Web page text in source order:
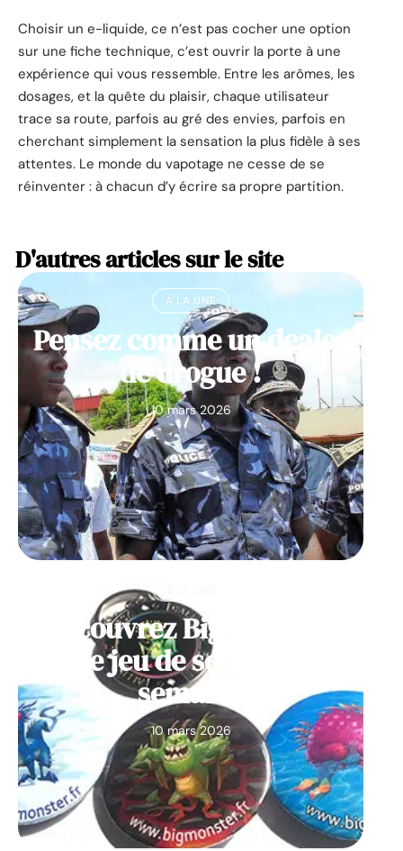
Choisir un e-liquide, ce n’est pas cocher une option
sur une fiche technique, c’est ouvrir la porte à une
expérience qui vous ressemble. Entre les arômes, les
dosages, et la quête du plaisir, chaque utilisateur
trace sa route, parfois au gré des envies, parfois en
cherchant simplement la sensation la plus fidèle à ses
attentes. Le monde du vapotage ne cesse de se
réinventer : à chacun d’y écrire sa propre partition.
D'autres articles sur le site
À LA UNE
Pensez comme un dealer
de drogue !
10 mars 2026
Découvrez Big Monster,
notre jeu de société de la
semaine
10 mars 2026